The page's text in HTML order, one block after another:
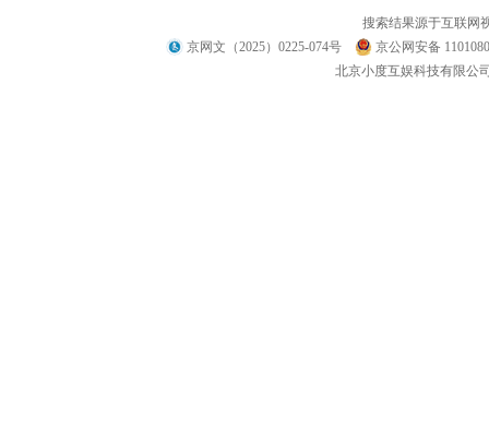
搜索结果源于互联网
京网文（2025）0225-074号
京公网安备
北京小度互娱科技有限公